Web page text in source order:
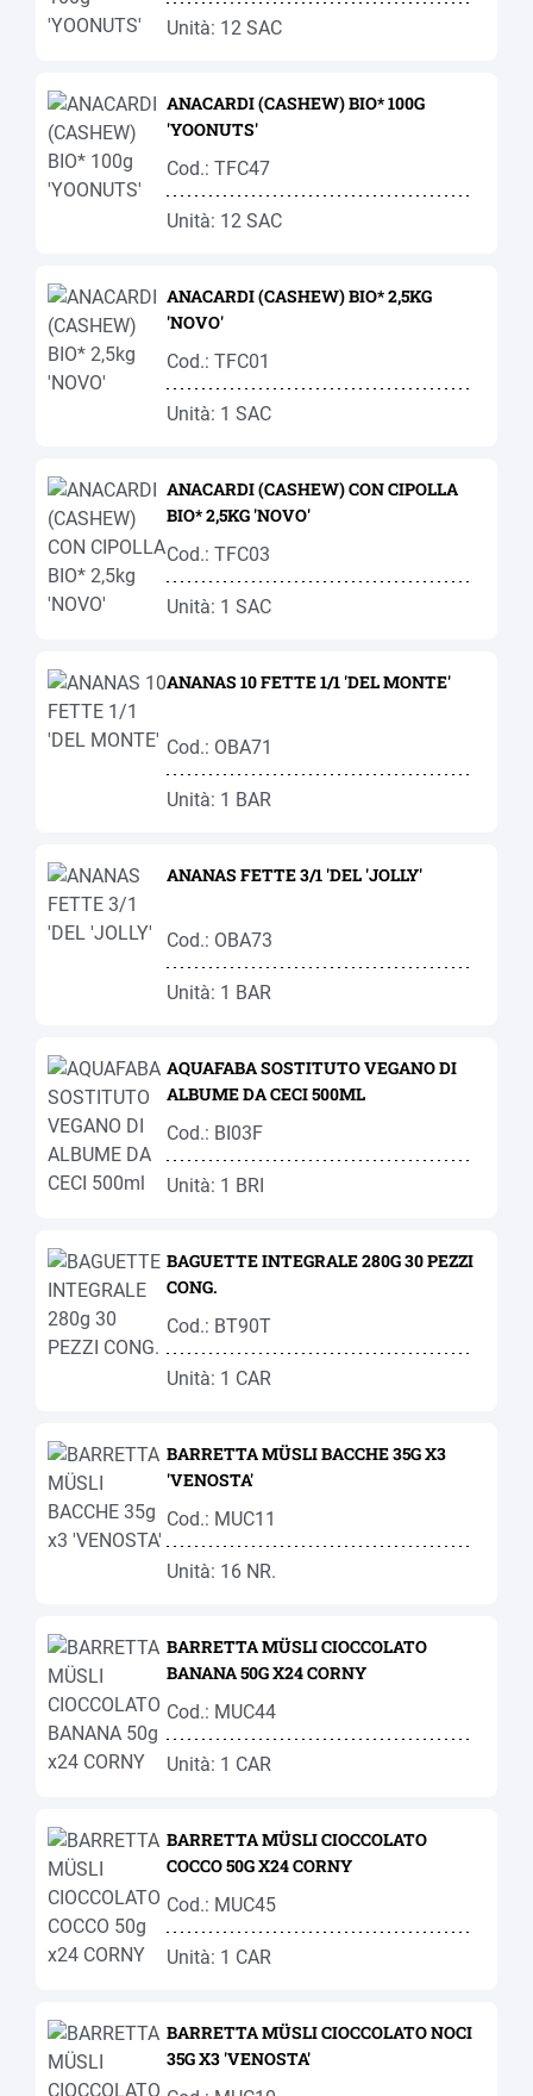
Unità: 12 SAC
ANACARDI (CASHEW) BIO* 100G
'YOONUTS'
Cod.: TFC47
Unità: 12 SAC
ANACARDI (CASHEW) BIO* 2,5KG
'NOVO'
Cod.: TFC01
Unità: 1 SAC
ANACARDI (CASHEW) CON CIPOLLA
BIO* 2,5KG 'NOVO'
Cod.: TFC03
Unità: 1 SAC
ANANAS 10 FETTE 1/1 'DEL MONTE'
Cod.: OBA71
Unità: 1 BAR
ANANAS FETTE 3/1 'DEL 'JOLLY'
Cod.: OBA73
Unità: 1 BAR
AQUAFABA SOSTITUTO VEGANO DI
ALBUME DA CECI 500ML
Cod.: BI03F
Unità: 1 BRI
BAGUETTE INTEGRALE 280G 30 PEZZI
CONG.
Cod.: BT90T
Unità: 1 CAR
BARRETTA MÜSLI BACCHE 35G X3
'VENOSTA'
Cod.: MUC11
Unità: 16 NR.
BARRETTA MÜSLI CIOCCOLATO
BANANA 50G X24 CORNY
Cod.: MUC44
Unità: 1 CAR
BARRETTA MÜSLI CIOCCOLATO
COCCO 50G X24 CORNY
Cod.: MUC45
Unità: 1 CAR
BARRETTA MÜSLI CIOCCOLATO NOCI
35G X3 'VENOSTA'